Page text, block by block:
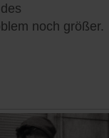
noch größer.